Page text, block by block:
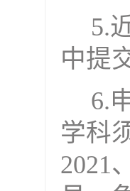
5.
中提
6.
学科
2021